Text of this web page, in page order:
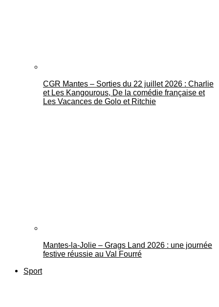
CGR Mantes – Sorties du 22 juillet 2026 : Charlie
et Les Kangourous, De la comédie française et
Les Vacances de Golo et Ritchie
Mantes-la-Jolie – Grags Land 2026 : une journée
festive réussie au Val Fourré
Sport